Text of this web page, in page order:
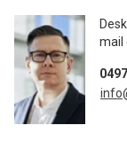
mail